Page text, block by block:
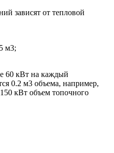
зависят от тепловой
м3;
60 кВт на каждый
0.2 м3 объема, например,
кВт объем топочного